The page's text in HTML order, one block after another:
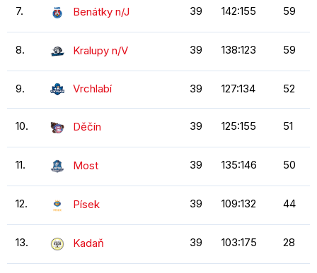
7. Benátky n/J 39 142:155 59
8. Kralupy n/V 39 138:123 59
9. Vrchlabí 39 127:134 52
10. Děčín 39 125:155 51
11. Most 39 135:146 50
12. Písek 39 109:132 44
13. Kadaň 39 103:175 28